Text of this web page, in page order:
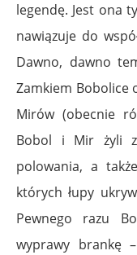
legendę. Jest ona
nawiązuje do
Dawno, dawno
Zamkiem Bobolice
Mirów (obecnie
Bobol i Mir żyli
polowania, a
których łupy
Pewnego razu
wyprawy brankę